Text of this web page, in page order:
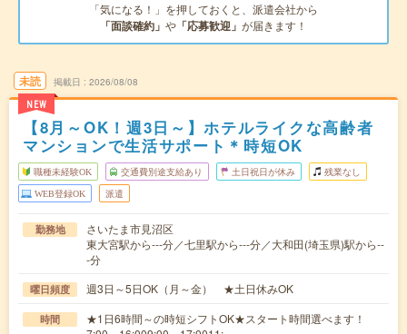
「気になる！」を押しておくと、派遣会社から
「面談確約」 や 「応募歓迎」 が届きます！
未読
NEW
掲載日 2026/08/08
【8月～OK！週3日～】ホテルライクな高齢者
マンションで生活サポート＊時短OK
職種未経験OK 交通費別途支給あり 土日祝日が休み 残業なし
WEB登録OK 派遣
勤務地
さいたま市見沼区
東大宮駅から---分／七里駅から---分／大和田(埼玉県)駅から--
-分
曜日頻度 週3日～5日OK（月～金） ★土日休みOK
時間
★1日6時間～の時短シフトOK★スタート時間選べます！